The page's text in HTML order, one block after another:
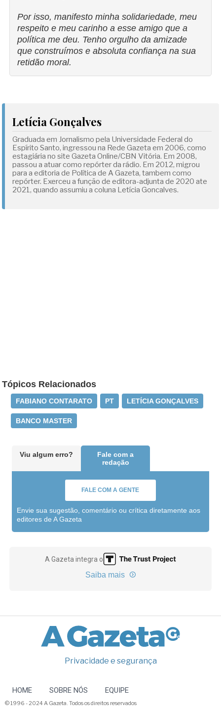
Por isso, manifesto minha solidariedade, meu
respeito e meu carinho a esse amigo que a
política me deu. Tenho orgulho da amizade
que construímos e absoluta confiança na sua
retidão moral.
Letícia Gonçalves
Graduada em Jornalismo pela Universidade Federal do
Espírito Santo, ingressou na Rede Gazeta em 2006, como
estagiária no site Gazeta Online/CBN Vitória. Em 2008,
passou a atuar como repórter da rádio. Em 2012, migrou
para a editoria de Política de A Gazeta, tambem como
repórter. Exerceu a função de editora-adjunta de 2020 ate
2021, quando assumiu a coluna Letícia Goncalves.
Tópicos Relacionados
FABIANO CONTARATO PT LETÍCIA GONÇALVES
BANCO MASTER
Viu algum erro?
Fale com a
redação
FALE COM A GENTE
Envie sua sugestão, comentário ou crítica diretamente aos
editores de A Gazeta
A Gazeta integra o
Saiba mais
Privacidade e segurança
HOME SOBRE NÓS EQUIPE
© 1996 - 2024 A Gazeta. Todos os direitos reservados